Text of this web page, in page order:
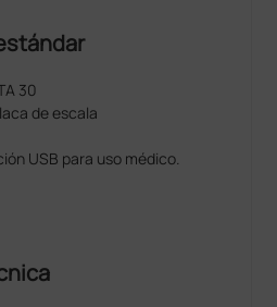
30
de escala
USB para uso médico.